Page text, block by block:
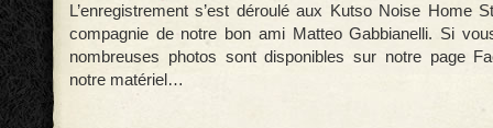
L’enregistrement s’est déroulé aux Kutso Noise Home
compagnie de notre bon ami Matteo Gabbianelli. Si
nombreuses photos sont disponibles sur notre page
notre matériel…